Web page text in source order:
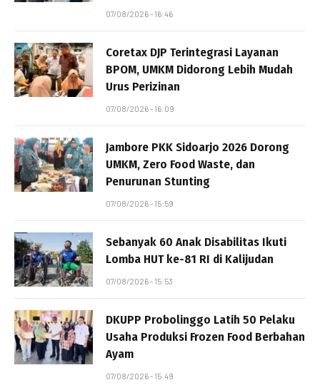
07/08/2026 - 16:46
Coretax DJP Terintegrasi Layanan
BPOM, UMKM Didorong Lebih Mudah
Urus Perizinan
07/08/2026 - 16:09
Jambore PKK Sidoarjo 2026 Dorong
UMKM, Zero Food Waste, dan
Penurunan Stunting
07/08/2026 - 15:59
Sebanyak 60 Anak Disabilitas Ikuti
Lomba HUT ke-81 RI di Kalijudan
07/08/2026 - 15:53
DKUPP Probolinggo Latih 50 Pelaku
Usaha Produksi Frozen Food Berbahan
Ayam
07/08/2026 - 15:49